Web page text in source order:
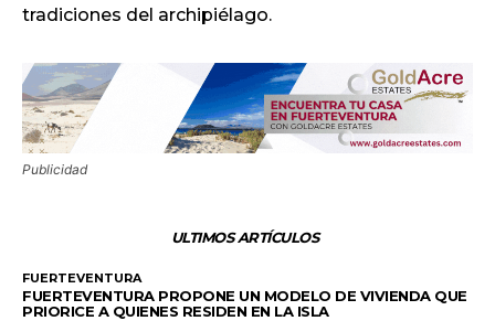
tradiciones del archipiélago.
Publicidad
ULTIMOS ARTÍCULOS
FUERTEVENTURA
FUERTEVENTURA PROPONE UN MODELO DE VIVIENDA QUE
PRIORICE A QUIENES RESIDEN EN LA ISLA